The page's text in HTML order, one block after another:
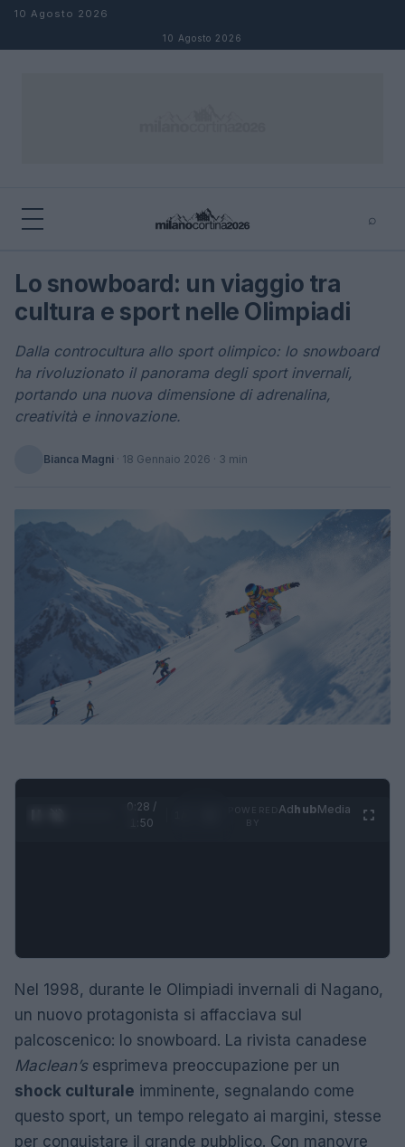
Salta al contenuto
10 Agosto 2026
10 Agosto 2026
⌕
Cerca ⌕
Lo snowboard: un viaggio tra
cultura e sport nelle Olimpiadi
Dalla controcultura allo sport olimpico: lo snowboard
ha rivoluzionato il panorama degli sport invernali,
portando una nuova dimensione di adrenalina,
creatività e innovazione.
Bianca Magni · 18 Gennaio 2026 · 3 min
0:29 /
1:50
AdhubMedia
Nel 1998, durante le Olimpiadi invernali di Nagano,
un nuovo protagonista si affacciava sul
palcoscenico: lo snowboard. La rivista canadese
Maclean’sesprimeva preoccupazione per un
shock culturale imminente, segnalando come
questo sport, un tempo relegato ai margini, stesse
per conquistare il grande pubblico. Con manovre